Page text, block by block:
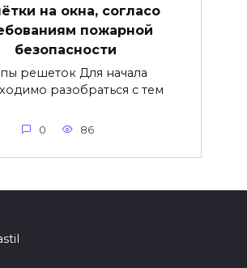
на окна, согласо
пожарной
безопасности
решеток Для начала
разобраться с тем
0 86